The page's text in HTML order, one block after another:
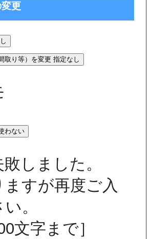
更
取り等）を変更 指定なし
わない
しました。
すが再度ご入
。
文字まで］